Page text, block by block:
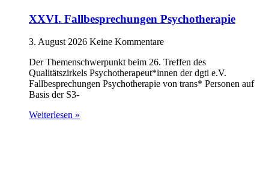
XXVI. Fallbesprechungen Psychotherapie
3. August 2026 Keine Kommentare
Der Themenschwerpunkt beim 26. Treffen des
Qualitätszirkels Psychotherapeut*innen der dgti e.V.
Fallbesprechungen Psychotherapie von trans* Personen auf
Basis der S3-
Weiterlesen »